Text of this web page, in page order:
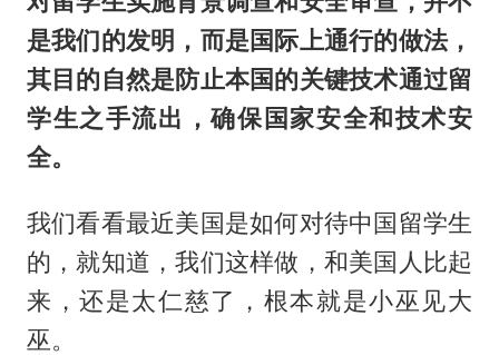
是我们的发明，而是国际上通行的做法，
其目的自然是防止本国的关键技术通过留
学生之手流出，确保国家安全和技术安
全。
我们看看最近美国是如何对待中国留学生
的，就知道，我们这样做，和美国人比起
来，还是太仁慈了，根本就是小巫见大
巫。